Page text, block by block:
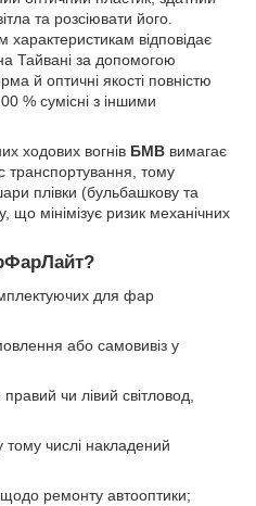
та розсіювати його.
відповідає
Тайвані за допомогою
й оптичні якості повністю
% сумісні з іншими
ходових вогнів БМВ вимагає
транспортування, тому
плівки (бульбашкову та
що мінімізує ризик механічних
для фар
або самовивіз у
чи лівий світловод,
тому числі накладений
щодо ремонту автооптики;